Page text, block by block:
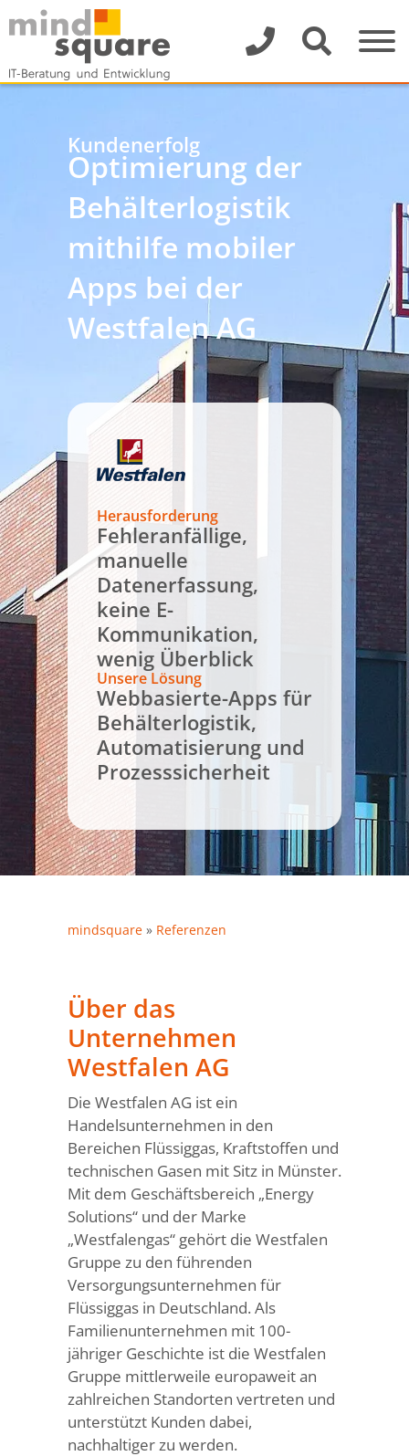
Kundenerfolg
Optimierung der
Behälterlogistik
mithilfe mobiler
Apps bei der
Westfalen AG
Herausforderung
Fehleranfällige,
manuelle
Datenerfassung,
keine E-
Kommunikation,
wenig Überblick
Unsere Lösung
Webbasierte-Apps für
Behälterlogistik,
Automatisierung und
Prozesssicherheit
mindsquare » Referenzen
Über das
Unternehmen
Westfalen AG
Die Westfalen AG ist ein
Handelsunternehmen in den
Bereichen Flüssiggas, Kraftstoffen und
technischen Gasen mit Sitz in Münster.
Mit dem Geschäftsbereich „Energy
Solutions“ und der Marke
„Westfalengas“ gehört die Westfalen
Gruppe zu den führenden
Versorgungsunternehmen für
Flüssiggas in Deutschland. Als
Familienunternehmen mit 100-
jähriger Geschichte ist die Westfalen
Gruppe mittlerweile europaweit an
zahlreichen Standorten vertreten und
unterstützt Kunden dabei,
nachhaltiger zu werden.